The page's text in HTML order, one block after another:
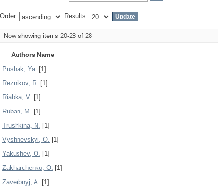
Order: Results:
Now showing items 20-28 of 28
Authors Name
Pushak, Ya. [1]
Reznikov, R. [1]
Riabka, V. [1]
Ruban, M. [1]
Trushkina, N. [1]
Vyshnevskyi, O. [1]
Yakushev, О. [1]
Zakharchenko, О. [1]
Zaverbnyj, A. [1]